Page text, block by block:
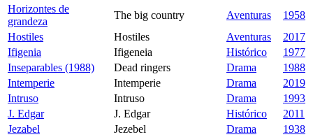
Horizontes de
grandeza
The big country Aventuras
1958
Hostiles
Hostiles Aventuras
2017
Ifigenia
Ifigeneia Histórico
1977
Inseparables (1988)
Dead ringers Drama
1988
Intemperie
Intemperie Drama
2019
Intruso
Intruso Drama
1993
J. Edgar
J. Edgar Histórico
2011
Jezabel
Jezebel Drama
1938